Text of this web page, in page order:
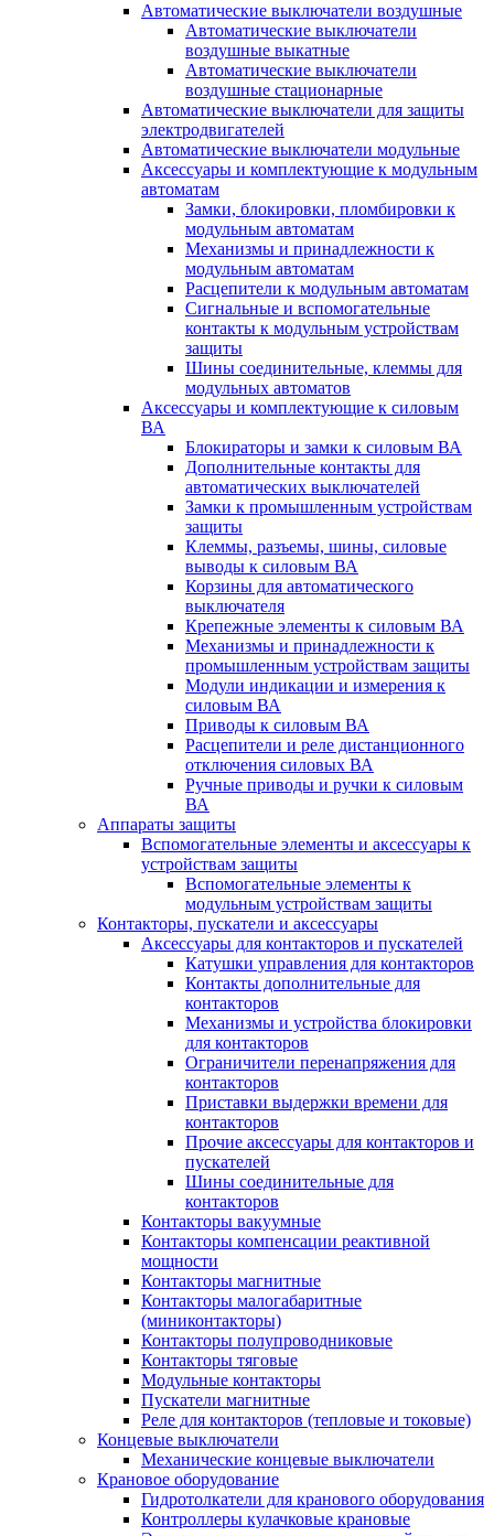
Автоматические выключатели воздушные
Автоматические выключатели
воздушные выкатные
Автоматические выключатели
воздушные стационарные
Автоматические выключатели для защиты
электродвигателей
Автоматические выключатели модульные
Аксессуары и комплектующие к модульным
автоматам
Замки, блокировки, пломбировки к
модульным автоматам
Механизмы и принадлежности к
модульным автоматам
Расцепители к модульным автоматам
Сигнальные и вспомогательные
контакты к модульным устройствам
защиты
Шины соединительные, клеммы для
модульных автоматов
Аксессуары и комплектующие к силовым
ВА
Блокираторы и замки к силовым ВА
Дополнительные контакты для
автоматических выключателей
Замки к промышленным устройствам
защиты
Клеммы, разъемы, шины, силовые
выводы к силовым ВА
Корзины для автоматического
выключателя
Крепежные элементы к силовым ВА
Механизмы и принадлежности к
промышленным устройствам защиты
Модули индикации и измерения к
силовым ВА
Приводы к силовым ВА
Расцепители и реле дистанционного
отключения силовых ВА
Ручные приводы и ручки к силовым
ВА
Аппараты защиты
Вспомогательные элементы и аксессуары к
устройствам защиты
Вспомогательные элементы к
модульным устройствам защиты
Контакторы, пускатели и аксессуары
Аксессуары для контакторов и пускателей
Катушки управления для контакторов
Контакты дополнительные для
контакторов
Механизмы и устройства блокировки
для контакторов
Ограничители перенапряжения для
контакторов
Приставки выдержки времени для
контакторов
Прочие аксессуары для контакторов и
пускателей
Шины соединительные для
контакторов
Контакторы вакуумные
Контакторы компенсации реактивной
мощности
Контакторы магнитные
Контакторы малогабаритные
(миниконтакторы)
Контакторы полупроводниковые
Контакторы тяговые
Модульные контакторы
Пускатели магнитные
Реле для контакторов (тепловые и токовые)
Концевые выключатели
Механические концевые выключатели
Крановое оборудование
Гидротолкатели для кранового оборудования
Контроллеры кулачковые крановые